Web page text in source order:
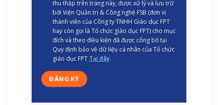
thu thập trên trang này, được xử lý và lưu trữ
bởi Viện Quản trị & Công nghệ FSB (đơn vị
thành viên của Công ty TNHH Giáo dục FPT
hay còn gọi là Tổ chức giáo dục FPT) cho mục
đích và theo điều kiện đã được công bố tại
Quy định bảo vệ dữ liệu cá nhân của Tổ chức
giáo dục FPT Tại đây.